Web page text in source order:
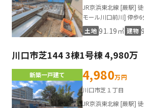
JR京浜東北線 [蕨駅]
モール川口前川] 停歩6
土地 91.19㎡ 建物
川口市芝144 3棟1号棟 4,980万
新築一戸建て 4,980万円
川口市芝１丁目
JR京浜東北線 [蕨駅]